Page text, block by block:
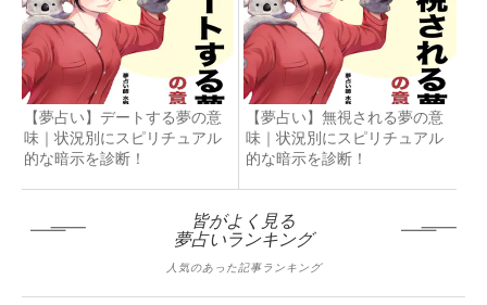
【夢占い】デートする夢の意
味｜状況別にスピリチュアル
的な暗示を診断！
【夢占い】無視される夢の意
味｜状況別にスピリチュアル
的な暗示を診断！
皆がよく見る
夢占いランキング
人気のあった記事ランキング